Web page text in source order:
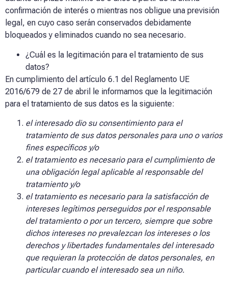
confirmación de interés o mientras nos obligue una previsión
legal, en cuyo caso serán conservados debidamente
bloqueados y eliminados cuando no sea necesario.
¿Cuál es la legitimación para el tratamiento de sus
datos?
En cumplimiento del artículo 6.1 del Reglamento UE
2016/679 de 27 de abril le informamos que la legitimación
para el tratamiento de sus datos es la siguiente:
el interesado dio su consentimiento para el
tratamiento de sus datos personales para uno o varios
fines específicos y/o
el tratamiento es necesario para el cumplimiento de
una obligación legal aplicable al responsable del
tratamiento y/o
el tratamiento es necesario para la satisfacción de
intereses legítimos perseguidos por el responsable
del tratamiento o por un tercero, siempre que sobre
dichos intereses no prevalezcan los intereses o los
derechos y libertades fundamentales del interesado
que requieran la protección de datos personales, en
particular cuando el interesado sea un niño.